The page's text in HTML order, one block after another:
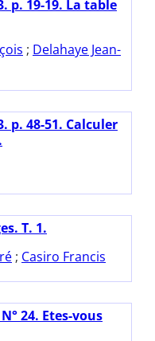
p. 19-19. La table
; Delahaye Jean-
p. 48-51. Calculer
T. 1.
; Casiro Francis
24. Etes-vous